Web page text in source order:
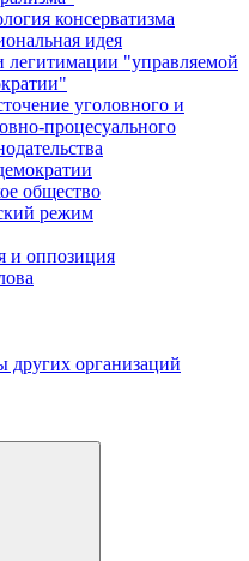
консерватизма
идея
легитимации "управляемой
уголовного и
процесуального
общество
режим
и оппозиция
других организаций